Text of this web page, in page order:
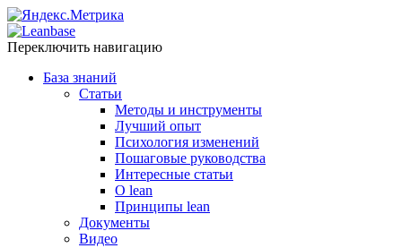
Переключить навигацию
База знаний
Статьи
Методы и инструменты
Лучший опыт
Психология изменений
Пошаговые руководства
Интересные статьи
O lean
Принципы lean
Документы
Видео